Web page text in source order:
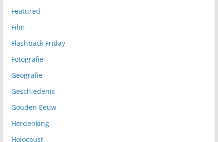
Featured
Film
Flashback Friday
Fotografie
Geografie
Geschiedenis
Gouden Eeuw
Herdenking
Holocaust